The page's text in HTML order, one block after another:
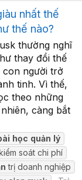
nhất thế
thế nào?
thường nghĩ
thay đổi thế
con người trở
tinh. Vì thế,
theo những
càng bắt
học quản lý
soát chi phí
trị doanh nghiệp